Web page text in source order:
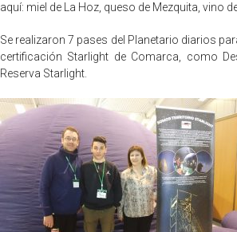
aquí: miel de La Hoz, queso de Mezquita, vino
Se realizaron 7 pases del Planetario diarios
certificación Starlight de Comarca, como
Reserva Starlight.